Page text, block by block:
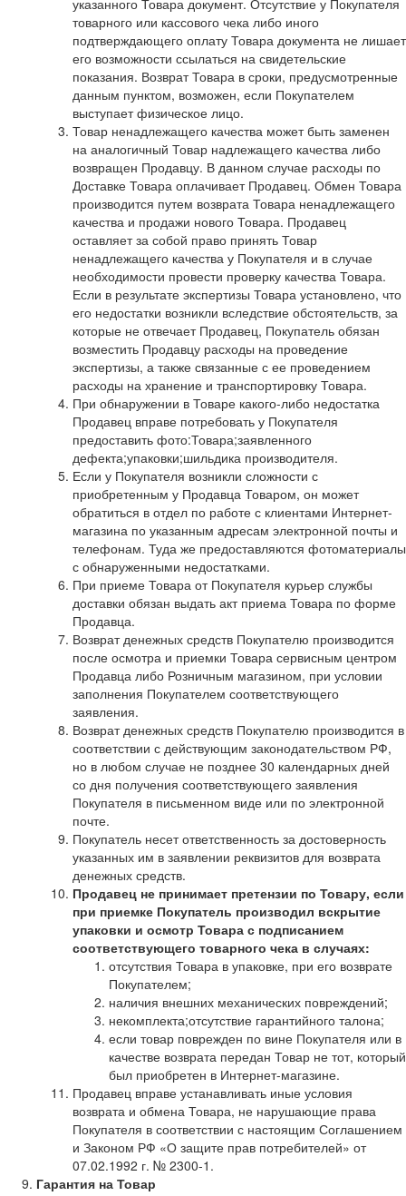
указанного Товара документ. Отсутствие у Покупателя
товарного или кассового чека либо иного
подтверждающего оплату Товара документа не лишает
его возможности ссылаться на свидетельские
показания. Возврат Товара в сроки, предусмотренные
данным пунктом, возможен, если Покупателем
выступает физическое лицо.
Товар ненадлежащего качества может быть заменен
на аналогичный Товар надлежащего качества либо
возвращен Продавцу. В данном случае расходы по
Доставке Товара оплачивает Продавец. Обмен Товара
производится путем возврата Товара ненадлежащего
качества и продажи нового Товара. Продавец
оставляет за собой право принять Товар
ненадлежащего качества у Покупателя и в случае
необходимости провести проверку качества Товара.
Если в результате экспертизы Товара установлено, что
его недостатки возникли вследствие обстоятельств, за
которые не отвечает Продавец, Покупатель обязан
возместить Продавцу расходы на проведение
экспертизы, а также связанные с ее проведением
расходы на хранение и транспортировку Товара.
При обнаружении в Товаре какого-либо недостатка
Продавец вправе потребовать у Покупателя
предоставить фото:Товара;заявленного
дефекта;упаковки;шильдика производителя.
Если у Покупателя возникли сложности с
приобретенным у Продавца Товаром, он может
обратиться в отдел по работе с клиентами Интернет-
магазина по указанным адресам электронной почты и
телефонам. Туда же предоставляются фотоматериалы
с обнаруженными недостатками.
При приеме Товара от Покупателя курьер службы
доставки обязан выдать акт приема Товара по форме
Продавца.
Возврат денежных средств Покупателю производится
после осмотра и приемки Товара сервисным центром
Продавца либо Розничным магазином, при условии
заполнения Покупателем соответствующего
заявления.
Возврат денежных средств Покупателю производится в
соответствии с действующим законодательством РФ,
но в любом случае не позднее 30 календарных дней
со дня получения соответствующего заявления
Покупателя в письменном виде или по электронной
почте.
Покупатель несет ответственность за достоверность
указанных им в заявлении реквизитов для возврата
денежных средств.
Продавец не принимает претензии по Товару, если
при приемке Покупатель производил вскрытие
упаковки и осмотр Товара с подписанием
соответствующего товарного чека в случаях:
отсутствия Товара в упаковке, при его возврате
Покупателем;
наличия внешних механических повреждений;
некомплекта;отсутствие гарантийного талона;
если товар поврежден по вине Покупателя или в
качестве возврата передан Товар не тот, который
был приобретен в Интернет-магазине.
Продавец вправе устанавливать иные условия
возврата и обмена Товара, не нарушающие права
Покупателя в соответствии с настоящим Соглашением
и Законом РФ «О защите прав потребителей» от
07.02.1992 г. № 2300-1.
Гарантия на Товар